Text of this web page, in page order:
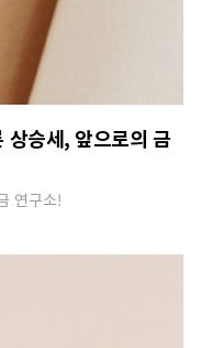
승세, 앞으로의 금
연구소!